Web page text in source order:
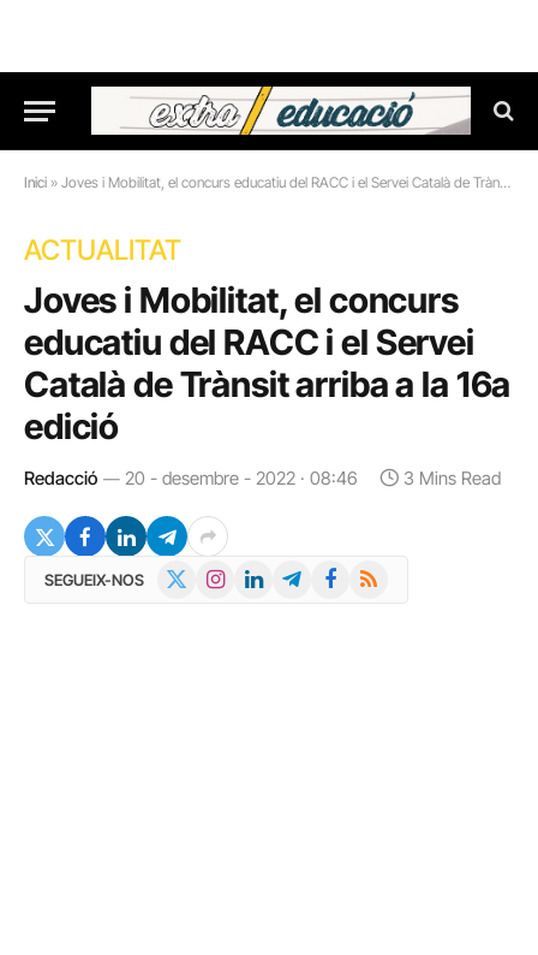
Inici » Joves i Mobilitat, el concurs educatiu del RACC i el Servei Català de Trànsit arriba a la 16a edició
ACTUALITAT
Joves i Mobilitat, el concurs
educatiu del RACC i el Servei
Català de Trànsit arriba a la 16a
edició
Redacció 20 - desembre - 2022 · 08:46 3 Mins Read
SEGUEIX-NOS InstagramLinkedInTelegramFacebook
RSS